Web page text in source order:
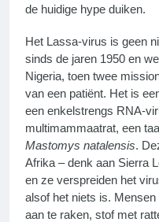
de huidige hype duiken.
Het Lassa-virus is geen
sinds de jaren 1950 en
Nigeria, toen twee
van een patiënt. Het is
een enkelstrengs RNA-
multimammaatrat, een
Mastomys natalensis.
Afrika – denk aan Sierra
en ze verspreiden het
alsof het niets is.
aan te raken, stof met